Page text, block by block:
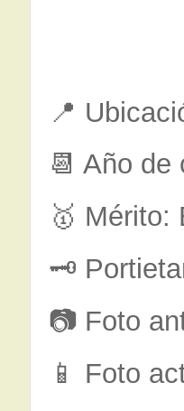
📍
📆 Año de
🥇 Mérito:
🗝
📷 Foto
📱 Foto